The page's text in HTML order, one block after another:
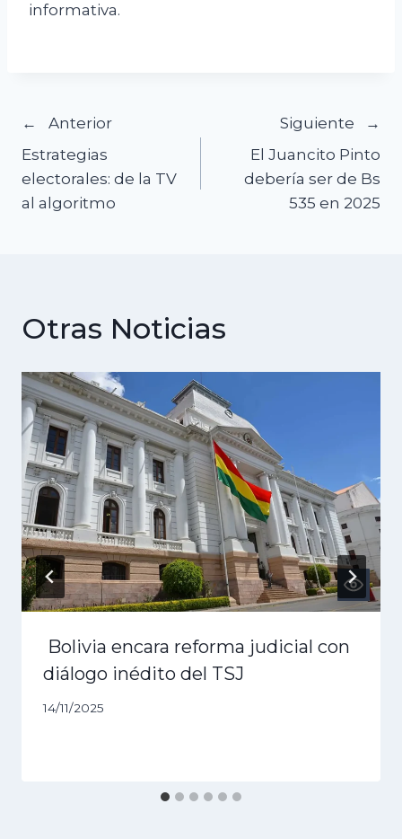
informativa.
Navegación
de
entradas
Anterior
Estrategias
electorales: de la TV
al algoritmo
Siguiente
El Juancito Pinto
debería ser de Bs
535 en 2025
Otras Noticias
Bolivia encara reforma judicial con
diálogo inédito del TSJ
14/11/2025